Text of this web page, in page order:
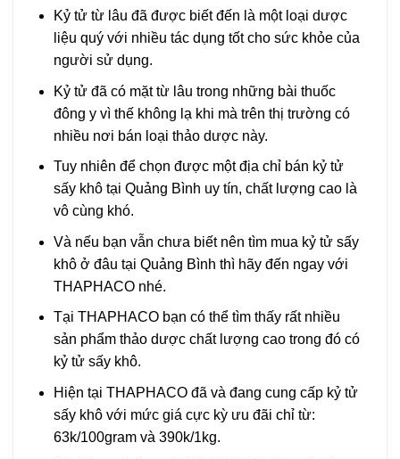
Kỷ tử từ lâu đã được biết đến là một loại dược
liệu quý với nhiều tác dụng tốt cho sức khỏe của
người sử dụng.
Kỷ tử đã có mặt từ lâu trong những bài thuốc
đông y vì thế không lạ khi mà trên thị trường có
nhiều nơi bán loại thảo dược này.
Tuy nhiên để chọn được một địa chỉ bán kỷ tử
sấy khô tại Quảng Bình uy tín, chất lượng cao là
vô cùng khó.
Và nếu bạn vẫn chưa biết nên tìm mua kỷ tử sấy
khô ở đâu tại Quảng Bình thì hãy đến ngay với
THAPHACO nhé.
Tại THAPHACO bạn có thể tìm thấy rất nhiều
sản phẩm thảo dược chất lượng cao trong đó có
kỷ tử sấy khô.
Hiện tại THAPHACO đã và đang cung cấp kỷ tử
sấy khô với mức giá cực kỳ ưu đãi chỉ từ:
63k/100gram và 390k/1kg.